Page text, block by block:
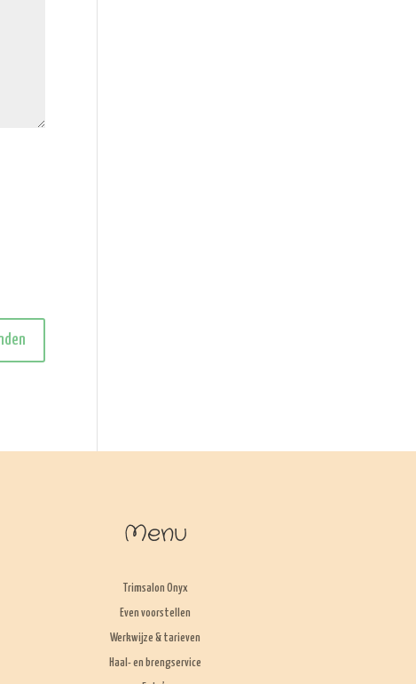
Menu
Trimsalon Onyx
Even voorstellen
Werkwijze & tarieven
Haal- en brengservice